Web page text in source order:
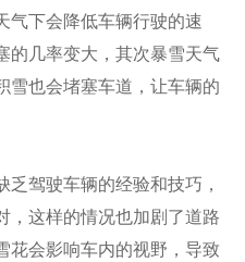
气下会降低车辆行驶的速
的几率变大，其次暴雪天气
雪也会堵塞车道，让车辆的
驾驶车辆的经验和技巧，
，这样的情况也加剧了道路
花会影响车内的视野，导致